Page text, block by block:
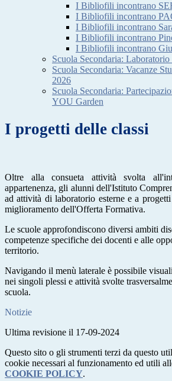
I Bibliofili incontrano
I Bibliofili incontrano
I Bibliofili incontrano
I Bibliofili incontrano
I Bibliofili incontrano
Scuola Secondaria: Laboratorio
Scuola Secondaria: Vacanze
2026
Scuola Secondaria:
YOU Garden
I progetti delle classi
Oltre alla consueta attività svolta
appartenenza, gli alunni dell'Istituto
ad attività di laboratorio esterne e a
miglioramento dell'Offerta Formativa.
Le scuole approfondiscono diversi ambiti
competenze specifiche dei docenti e alle
territorio.
Navigando il menù laterale è possibile
nei singoli plessi e attività svolte
scuola.
Notizie
Ultima revisione il 17-09-2024
Questo sito o gli strumenti terzi da questo
cookie necessari al funzionamento ed utili
COOKIE POLICY.